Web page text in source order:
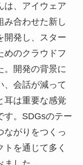
、アイウェア
み合わせた新し
開発し、スター
めのクラウドフ
。開発の背景に
、会話が減って
耳は重要な感覚
す。SDGsのテー
ながりをつくっ
を通じて多く